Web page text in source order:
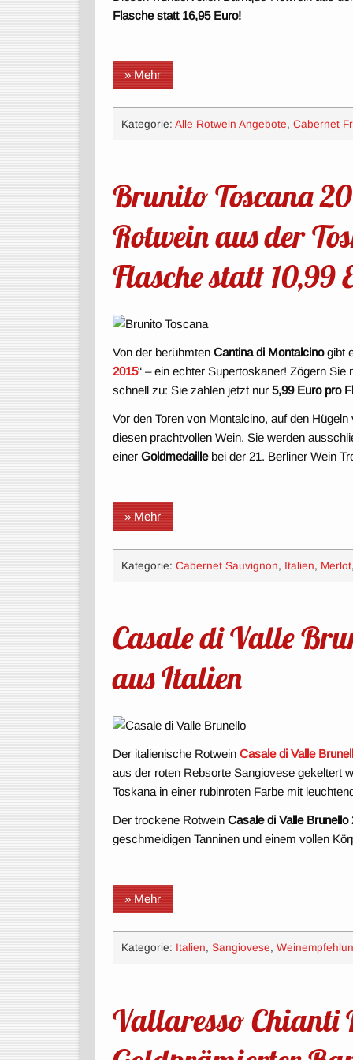
Flasche statt 16,95 Euro!
» Mehr
Kategorie: Alle Rotwein Angebote, Cabernet
Brunito Toscana
Rotwein aus der
Flasche statt 10,99
Von der berühmtenCantina di Montalcinogibt
2015“ – ein echter Supertoskaner! Zögern
schnell zu: Sie zahlen jetzt nur5,99 Euro pro
Vor den Toren von Montalcino, auf den
diesen prachtvollen Wein. Sie werden
einerGoldmedaillebei der 21. Berliner Wein
» Mehr
Kategorie: Cabernet Sauvignon, Italien, Merlot
Casale di Valle
aus Italien
Der italienische RotweinCasale di Valle
aus der roten Rebsorte Sangiovese gekeltert
Toskana in einer rubinroten Farbe mit
Der trockene RotweinCasale di Valle Brunello
geschmeidigen Tanninen und einem vollen
» Mehr
Kategorie: Italien, Sangiovese,
Vallaresso Chianti